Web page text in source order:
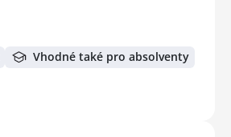
Vhodné také pro absolventy